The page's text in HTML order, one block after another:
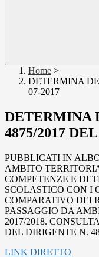
Home >
DETERMINA
07-2017
DETERMINA
4875/2017
PUBBLICATI IN
AMBITO
COMPETENZE E
SCOLASTICO CON I
COMPARATIVO DEI
PASSAGGIO DA
2017/2018.
DEL DIRIGENTE N.
LINK DIRETTO